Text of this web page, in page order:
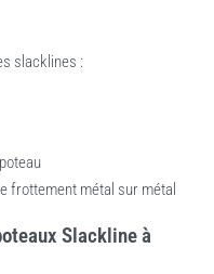
slacklines :
frottement métal sur métal
Slackline à